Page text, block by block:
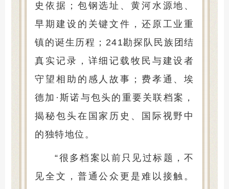
史依据；包钢选址、黄河水源地、
早期建设的关键文件，还原工业重
镇的诞生历程；241勘探队民族团结
真实记录，详细记载牧民与建设者
守望相助的感人故事；费孝通、埃
德加·斯诺与包头的重要关联档案，
揭秘包头在国家历史、国际视野中
的独特地位。
“很多档案以前只见过标题，不
见全文，普通公众更是难以接触。